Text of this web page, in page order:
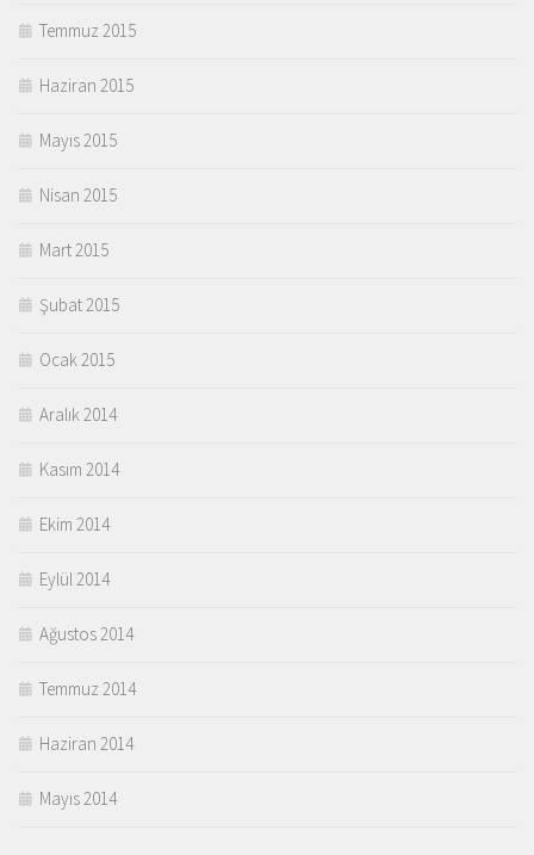
Temmuz 2015
Haziran 2015
Mayıs 2015
Nisan 2015
Mart 2015
Şubat 2015
Ocak 2015
Aralık 2014
Kasım 2014
Ekim 2014
Eylül 2014
Ağustos 2014
Temmuz 2014
Haziran 2014
Mayıs 2014